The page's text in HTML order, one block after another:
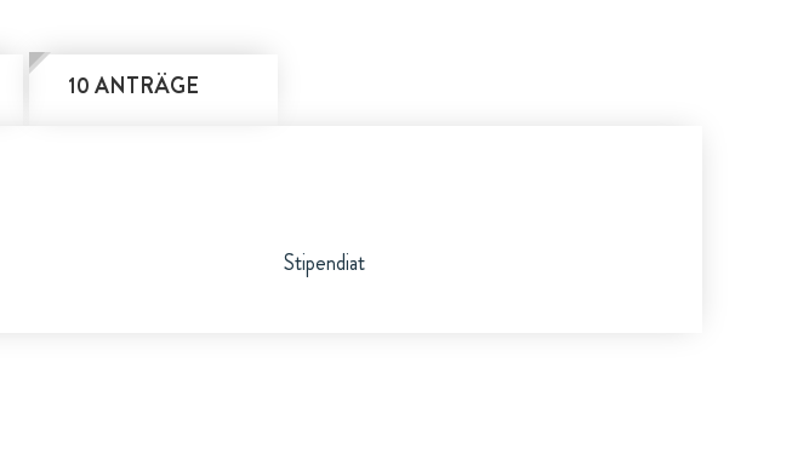
10 ANTRÄGE
Stipendiat